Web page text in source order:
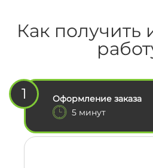
Как получить
1
Оформление заказа
5 минут